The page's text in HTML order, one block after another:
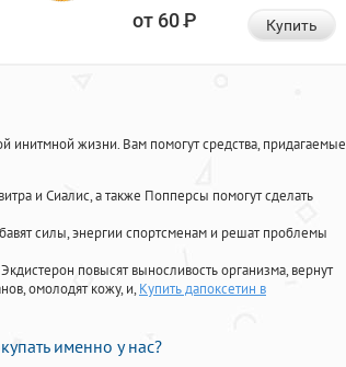
от 60Р Купить
инитмной жизни. Вам помогут средства, придагаемые
и Сиалис, а также Попперсы помогут сделать
силы, энергии спортсменам и решат проблемы
повысят выносливость организма, вернут
омолодят кожу, и, Купить дапоксетин в
именно у нас?